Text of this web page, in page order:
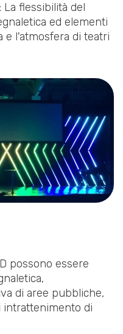
: La flessibilità del
ed elementi
e l'atmosfera di teatri
possono essere
di aree pubbliche,
intrattenimento di